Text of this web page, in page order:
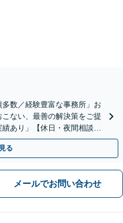
多数／経験豊富な事務所」お
ない、最善の解決策をご提
あり」【休日・夜間相談
る
メールでお問い合わせ